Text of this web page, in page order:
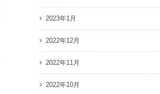
2023年1月
2022年12月
2022年11月
2022年10月